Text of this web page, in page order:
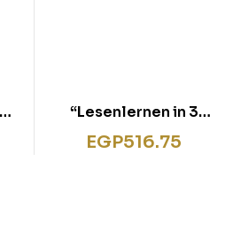
“Lesenlernen in 3
Schritten Die
EGP516.75